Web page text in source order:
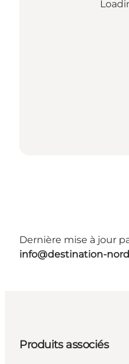
Dernière mise à jour
info@destination-
Produits associés